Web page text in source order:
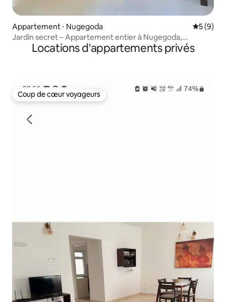
Appartement ⋅ Nugegoda
5 (9)
Jardin secret – Appartement entier à Nugegoda,
ColomboLocations d'appartements privés
Coup de cœur voyageurs
Coup de cœur voyageurs